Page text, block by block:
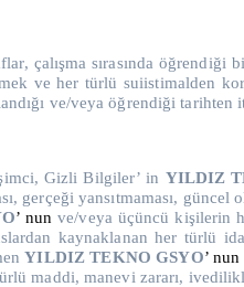
çalışma sırasında
ve her türlü suiistimalden
ve/veya öğrendiği
Gizli Bilgiler’ in YILDIZ
gerçeği yansıtmaması,
’ nunve/veya üçüncü kişilerin
kaynaklanan her türlü
YILDIZ TEKNO GSYO’ nun
maddi, manevi zararı,